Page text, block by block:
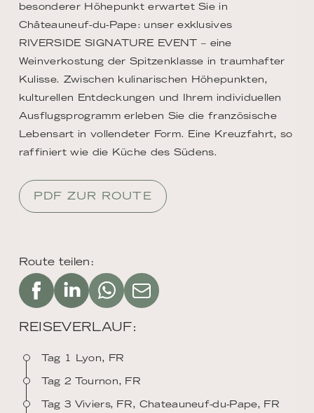
Route teilen:
REISEVERLAUF:
Tag 1 Lyon, FR
Tag 2 Tournon, FR
Tag 3 Viviers, FR, Chateauneuf-du-Pape, FR
besonderer Höhepunkt erwartet Sie in
Châteauneuf-du-Pape: unser exklusives
RIVERSIDE SIGNATURE EVENT – eine
Weinverkostung der Spitzenklasse in traumhafter
Kulisse. Zwischen kulinarischen Höhepunkten,
kulturellen Entdeckungen und Ihrem individuellen
Ausflugsprogramm erleben Sie die französische
Lebensart in vollendeter Form. Eine Kreuzfahrt, so
raffiniert wie die Küche des Südens.
PDF ZUR ROUTE